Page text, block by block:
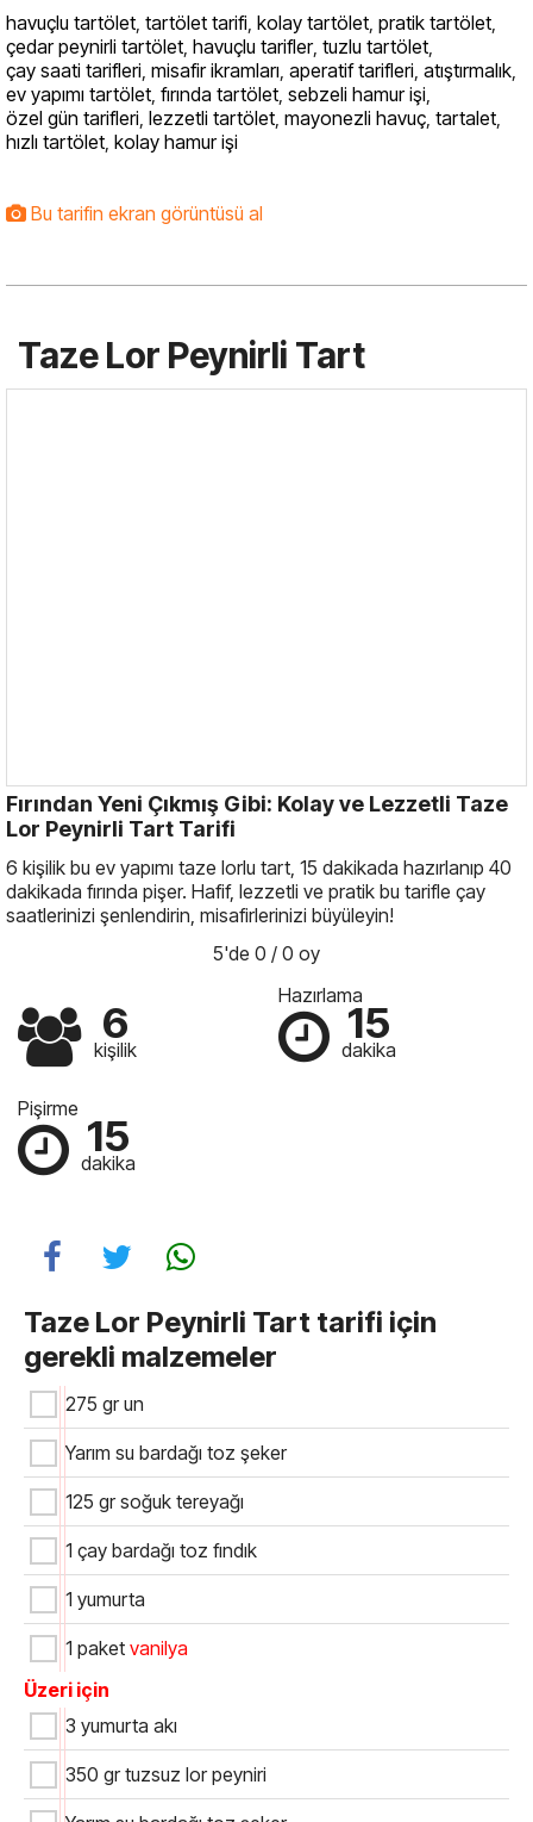
havuçlu tartölet, tartölet tarifi, kolay tartölet, pratik tartölet,
çedar peynirli tartölet, havuçlu tarifler, tuzlu tartölet,
çay saati tarifleri, misafir ikramları, aperatif tarifleri, atıştırmalık,
ev yapımı tartölet, fırında tartölet, sebzeli hamur işi,
özel gün tarifleri, lezzetli tartölet, mayonezli havuç, tartalet,
hızlı tartölet, kolay hamur işi
Bu tarifin ekran görüntüsü al
Taze Lor Peynirli Tart
Fırından Yeni Çıkmış Gibi: Kolay ve Lezzetli Taze
Lor Peynirli Tart Tarifi
6 kişilik bu ev yapımı taze lorlu tart, 15 dakikada hazırlanıp 40
dakikada fırında pişer. Hafif, lezzetli ve pratik bu tarifle çay
saatlerinizi şenlendirin, misafirlerinizi büyüleyin!
5'de 0 / 0 oy
6
kişilik
Hazırlama
15
dakika
Pişirme
15
dakika
Taze Lor Peynirli Tart tarifi için
gerekli malzemeler
275 gr un
Yarım su bardağı toz şeker
125 gr soğuk tereyağı
1 çay bardağı toz fındık
1 yumurta
1 paket vanilya
Üzeri için
3 yumurta akı
350 gr tuzsuz lor peyniri